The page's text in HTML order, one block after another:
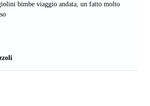
bimbe viaggio andata, un fatto molto